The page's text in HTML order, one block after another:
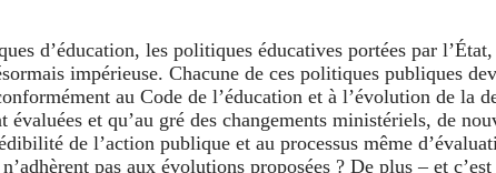
d’éducation, les politiques éducatives portées par
impérieuse. Chacune de ces politiques publiques
au Code de l’éducation et à l’évolution de la
évaluées et qu’au gré des changements ministériels, de
de l’action publique et au processus même
pas aux évolutions proposées ? De plus – et